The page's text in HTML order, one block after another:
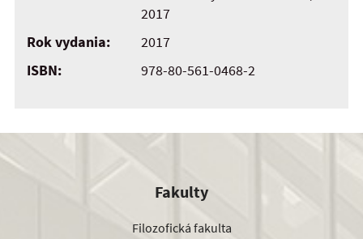
2017
Rok vydania:
2017
ISBN:
978-80-561-0468-2
Fakulty
Filozofická fakulta